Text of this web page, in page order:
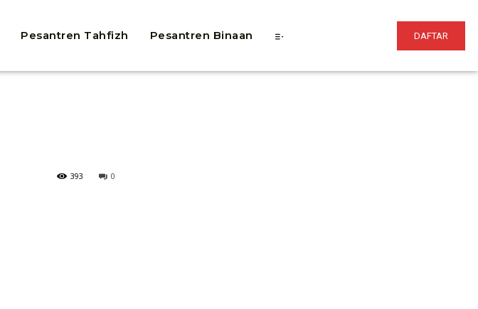
Pesantren Tahfizh Pesantren Binaan DAFTAR
0
393